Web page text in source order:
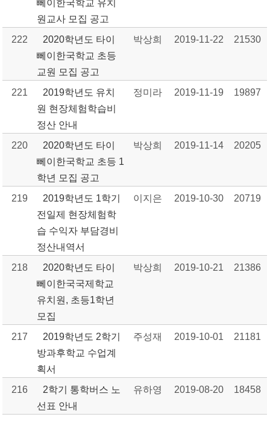
뻬이한국학교 유치
원교사 모집 공고
222
2020학년도 타이
뻬이한국학교 초등
교원 모집 공고
박상희 2019-11-22 21530
221
2019학년도 유치
원 현장체험학습비
정산 안내
정미라 2019-11-19 19897
220
2020학년도 타이
뻬이한국학교 초등 1
학년 모집 공고
박상희 2019-11-14 20205
219
2019학년도 1학기
전일제 현장체험학
습 수익자 부담경비
정산내역서
이지은 2019-10-30 20719
218
2020학년도 타이
뻬이한국국제학교
유치원, 초등1학년
모집
박상희 2019-10-21 21386
217
2019학년도 2학기
방과후학교 수업계
획서
주성재 2019-10-01 21181
216
2학기 통학버스 노
선표 안내
유하영 2019-08-20 18458